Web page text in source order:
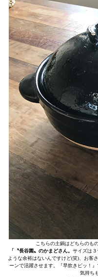
こちらの土鍋はどちらのも
「〝長谷園〟のかまどさん。 サイズは３
ような余裕はないんですけど(笑)、お客
ーンで活躍させます。『早炊きピッ！
気持ち